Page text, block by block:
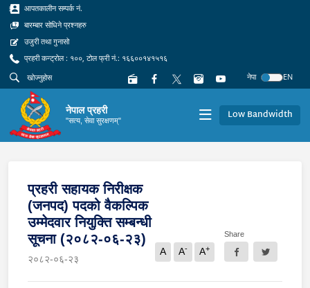
आपतकालीन सम्पर्क नं.
बारम्बार सोधिने प्रश्नहरु
उजुरी तथा गुनासो
प्रहरी कन्ट्रोल : १००, टोल फ्री नं.: १६६००१४१५१६
नेपा
EN
नेपाल प्रहरी
"सत्य, सेवा सुरक्षणम्" Low Bandwidth
प्रहरी सहायक निरीक्षक
(जनपद) पदको वैकल्पिक
उम्मेदवार नियुक्‍ति सम्बन्धी
सूचना (२०८२-०६-२३)
२०८२-०६-२३
A A- A+
Share